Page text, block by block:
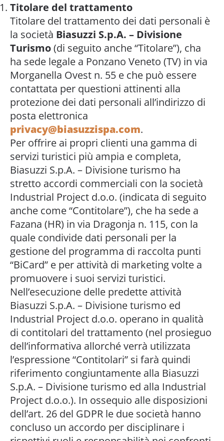
Titolare del trattamento
Titolare del trattamento dei dati personali è
la società Biasuzzi S.p.A. – Divisione
Turismo(di seguito anche “Titolare”), cha
ha sede legale a Ponzano Veneto (TV) in via
Morganella Ovest n. 55 e che può essere
contattata per questioni attinenti alla
protezione dei dati personali all’indirizzo di
posta elettronica
privacy@biasuzzispa.com.
Per offrire ai propri clienti una gamma di
servizi turistici più ampia e completa,
Biasuzzi S.p.A. – Divisione turismo ha
stretto accordi commerciali con la società
Industrial Project d.o.o. (indicata di seguito
anche come “Contitolare”), che ha sede a
Fazana (HR) in via Dragonja n. 115, con la
quale condivide dati personali per la
gestione del programma di raccolta punti
“BiCard” e per attività di marketing volte a
promuovere i suoi servizi turistici.
Nell’esecuzione delle predette attività
Biasuzzi S.p.A. – Divisione turismo ed
Industrial Project d.o.o. operano in qualità
di contitolari del trattamento (nel prosieguo
dell’informativa allorché verrà utilizzata
l’espressione “Contitolari” si farà quindi
riferimento congiuntamente alla Biasuzzi
S.p.A. – Divisione turismo ed alla Industrial
Project d.o.o.). In ossequio alle disposizioni
dell’art. 26 del GDPR le due società hanno
concluso un accordo per disciplinare i